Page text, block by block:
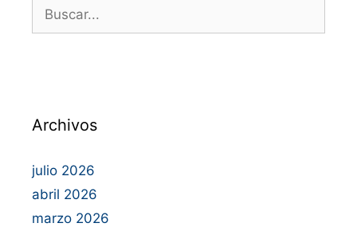
Archivos
julio 2026
abril 2026
marzo 2026